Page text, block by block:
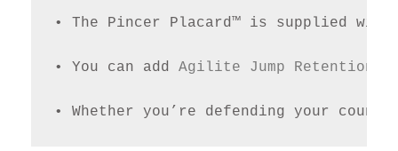
• The Pincer Placard™ is supplied
• You can add Agilite Jump Retention
• Whether you’re defending your